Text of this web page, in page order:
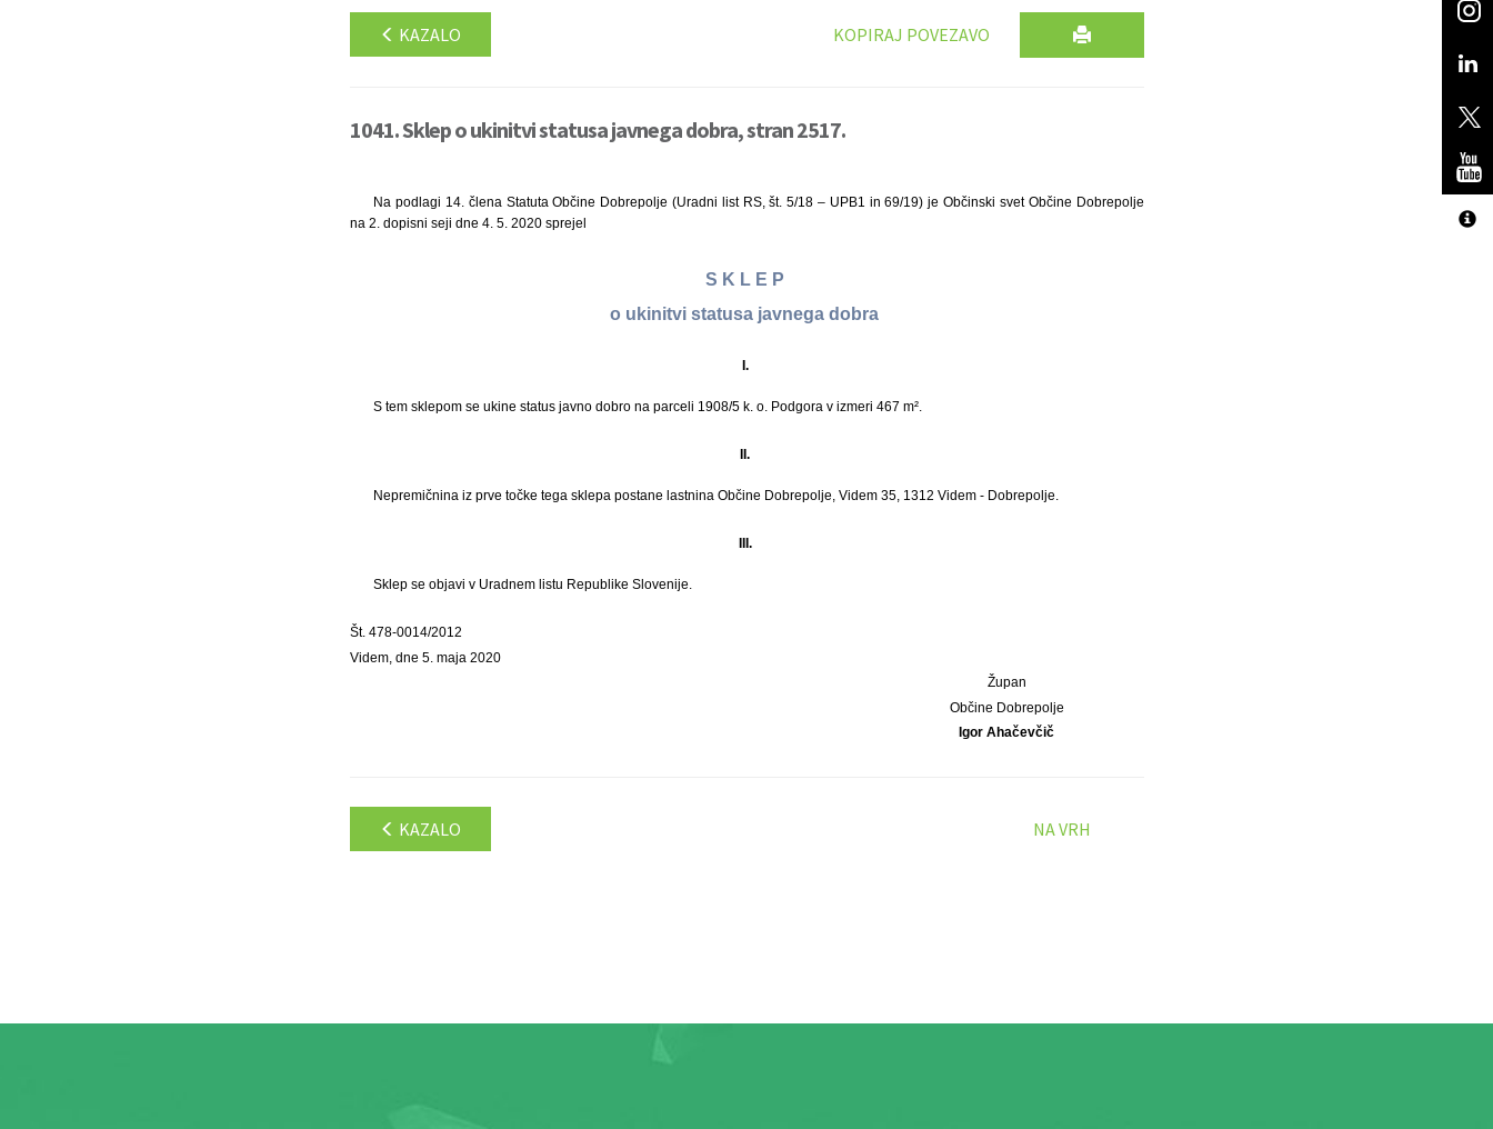
KAZALO KOPIRAJ POVEZAVO
1041. Sklep o ukinitvi statusa javnega dobra, stran 2517.
Na podlagi 14. člena Statuta Občine Dobrepolje (Uradni list RS, št. 5/18 – UPB1 in 69/19) je Občinski svet Občine Dobrepolje
na 2. dopisni seji dne 4. 5. 2020 sprejel
S K L E P
o ukinitvi statusa javnega dobra
I.
S tem sklepom se ukine status javno dobro na parceli 1908/5 k. o. Podgora v izmeri 467 m².
II.
Nepremičnina iz prve točke tega sklepa postane lastnina Občine Dobrepolje, Videm 35, 1312 Videm - Dobrepolje.
III.
Sklep se objavi v Uradnem listu Republike Slovenije.
Št. 478-0014/2012
Videm, dne 5. maja 2020
Župan
Občine Dobrepolje
Igor Ahačevčič
KAZALO NA VRH